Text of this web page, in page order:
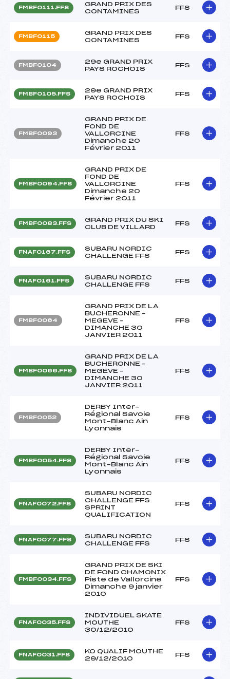
FMBF0111.FFS
GRAND PRIX DES
CONTAMINES
FFS
FMBF0115
GRAND PRIX DES
CONTAMINES
FFS
FMBF0104
29e GRAND PRIX
PAYS ROCHOIS
FFS
FMBF0105.FFS
29e GRAND PRIX
PAYS ROCHOIS
FFS
FMBF0093
GRAND PRIX DE
FOND DE
VALLORCINE
Dimanche 20
Février 2011
FFS
FMBF0094.FFS
GRAND PRIX DE
FOND DE
VALLORCINE
Dimanche 20
Février 2011
FFS
FMBF0083.FFS
GRAND PRIX DU SKI
CLUB DE VILLARD
FFS
FNAF0167.FFS
SUBARU NORDIC
CHALLENGE FFS
FFS
FNAF0161.FFS
SUBARU NORDIC
CHALLENGE FFS
FFS
FMBF0064
GRAND PRIX DE LA
BUCHERONNE –
MEGEVE –
DIMANCHE 30
JANVIER 2011
FFS
FMBF0066.FFS
GRAND PRIX DE LA
BUCHERONNE –
MEGEVE –
DIMANCHE 30
JANVIER 2011
FFS
FMBF0052
DERBY Inter-
Régional Savoie
Mont-Blanc Ain
Lyonnais
FFS
FMBF0054.FFS
DERBY Inter-
Régional Savoie
Mont-Blanc Ain
Lyonnais
FFS
FNAF0072.FFS
SUBARU NORDIC
CHALLENGE FFS
SPRINT
QUALIFICATION
FFS
FNAF0077.FFS
SUBARU NORDIC
CHALLENGE FFS
FFS
FMBF0034.FFS
GRAND PRIX DE SKI
DE FOND CHAMONIX
Piste de Vallorcine
Dimanche 9 janvier
2010
FFS
FNAF0035.FFS
INDIVIDUEL SKATE
MOUTHE
30/12/2010
FFS
FNAF0031.FFS
KO QUALIF MOUTHE
29/12/2010
FFS